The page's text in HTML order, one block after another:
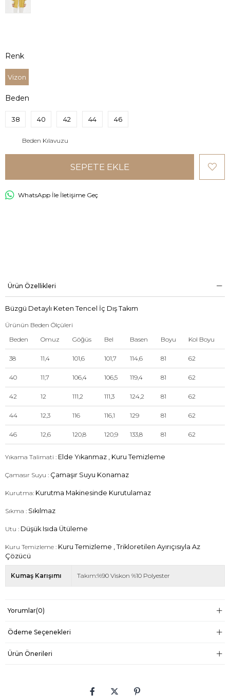
Renk
Vizon
Beden
38 40 42 44 46
Beden Kılavuzu
WhatsApp İle İletişime Geç
Ürün Özellikleri
Büzgü Detaylı Keten Tencel İç Dış Takım
Ürünün Beden Ölçüleri
Beden
Omuz Göğüs Bel Basen Boyu Kol Boyu
38 11,4 101,6 101,7 114,6 81 62
40 11,7 106,4 106,5 119,4 81 62
42 12 111,2 111,3 124,2 81 62
44 12,3 116 116,1 129 81 62
46 12,6 120,8 120,9 133,8 81 62
Yıkama Talimati : Elde Yıkanmaz , Kuru Temizleme
Çamasır Suyu : Çamaşır Suyu Konamaz
Kurutma: Kurutma Makinesinde Kurutulamaz
Sıkma : Sıkılmaz
Utu : Düşük Isıda Ütüleme
Kuru Temizleme : Kuru Temizleme , Trikloretilen Ayırıçısıyla Az
Çözücü
Kumaş Karışımı Takım:%90 Viskon %10 Polyester
Yorumlar(0)
Ödeme Seçenekleri
Ürün Önerileri